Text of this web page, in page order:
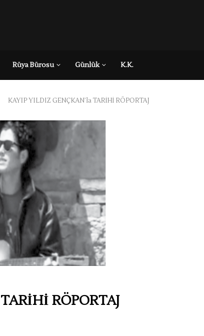
Rüya Bürosu Günlük K.K.
KAYIP YILDIZ GENÇKAN’la TARİHİ RÖPORTAJ
RÖPORTAJ